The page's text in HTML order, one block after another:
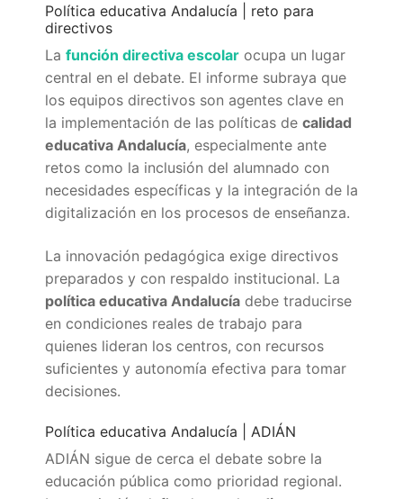
Política educativa Andalucía | reto para
directivos
La función directiva escolar ocupa un lugar
central en el debate. El informe subraya que
los equipos directivos son agentes clave en
la implementación de las políticas de calidad
educativa Andalucía, especialmente ante
retos como la inclusión del alumnado con
necesidades específicas y la integración de la
digitalización en los procesos de enseñanza.
La innovación pedagógica exige directivos
preparados y con respaldo institucional. La
política educativa Andalucía debe traducirse
en condiciones reales de trabajo para
quienes lideran los centros, con recursos
suficientes y autonomía efectiva para tomar
decisiones.
Política educativa Andalucía | ADIÁN
ADIÁN sigue de cerca el debate sobre la
educación pública como prioridad regional.